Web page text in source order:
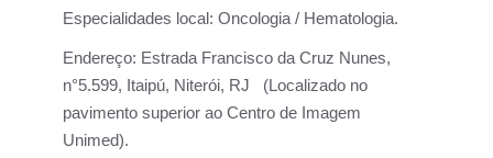
Especialidades local: Oncologia / Hematologia.
Endereço: Estrada Francisco da Cruz Nunes,
n°5.599, Itaipú, Niterói, RJ (Localizado no
pavimento superior ao Centro de Imagem
Unimed).